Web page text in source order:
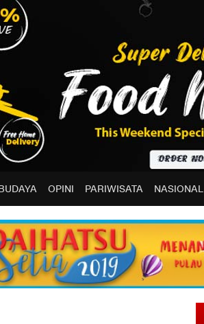
OPINI PARIWISATA NASIONAL